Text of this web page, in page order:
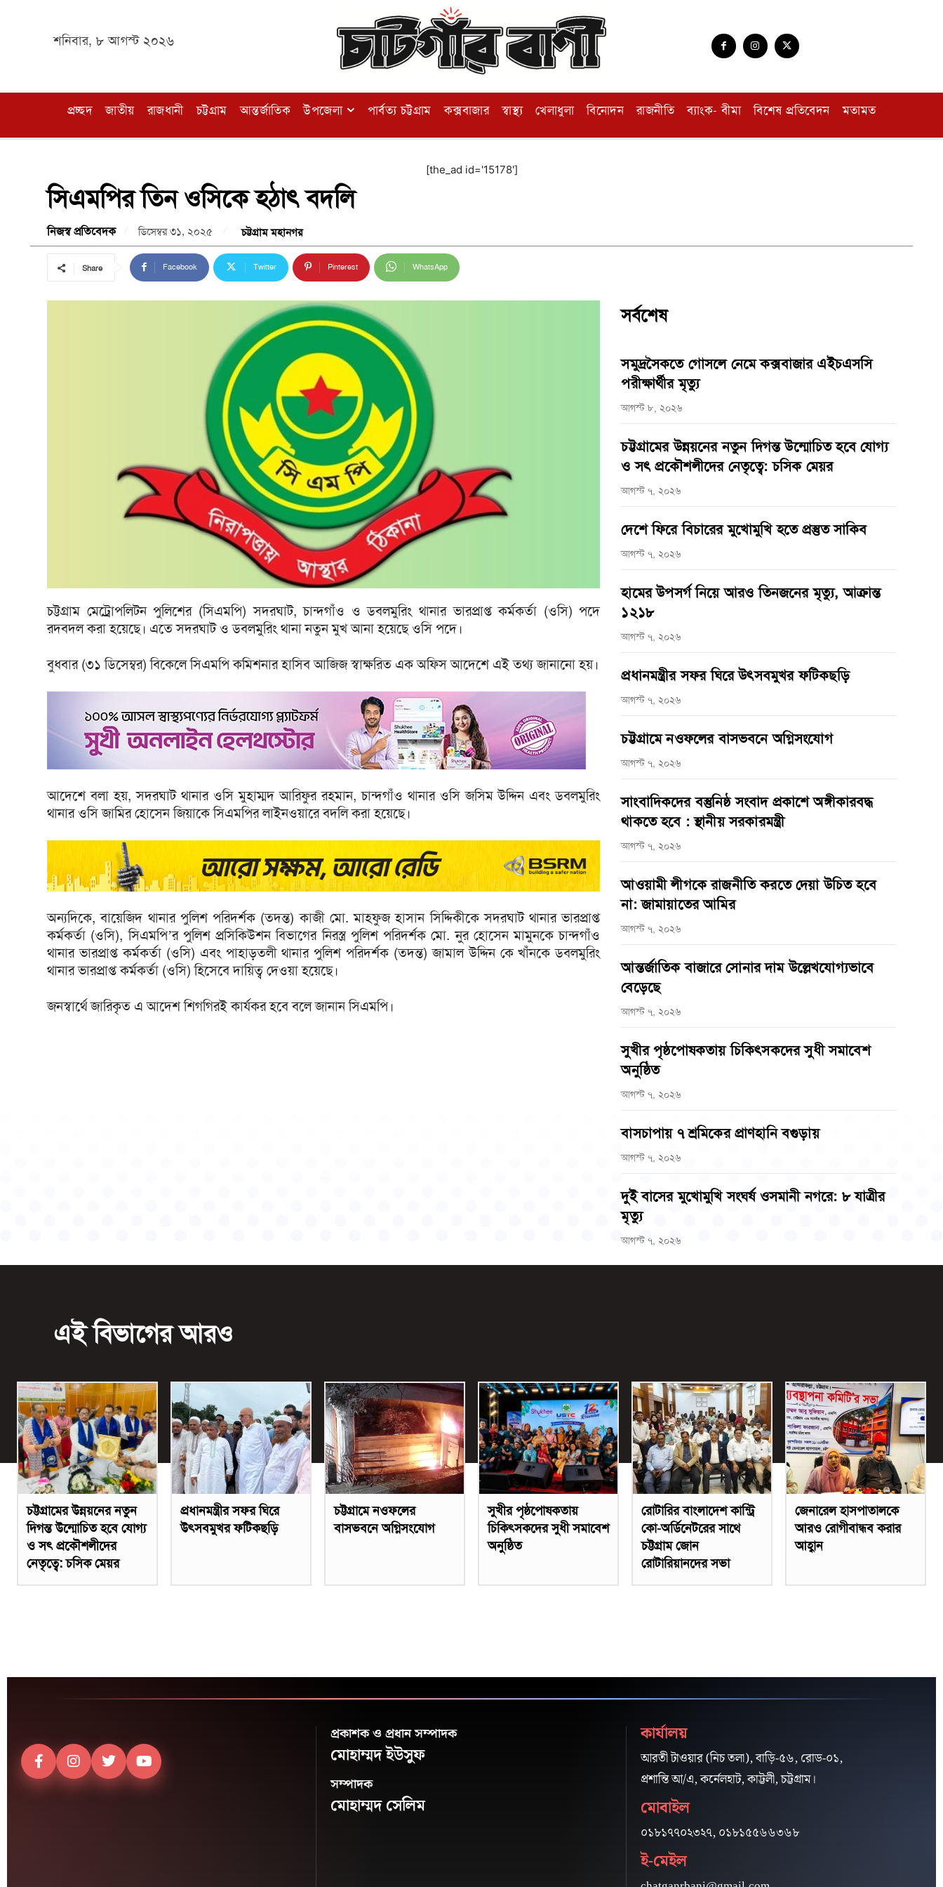
শনিবার, ৮ আগস্ট ২০২৬
প্রচ্ছদ জাতীয় রাজধানী চট্টগ্রাম আন্তর্জাতিক উপজেলা পার্বত্য চট্টগ্রাম কক্সবাজার স্বাস্থ্য খেলাধুলা বিনোদন রাজনীতি ব্যাংক- বীমা বিশেষ প্রতিবেদন মতামত
[the_ad id='15178']
সিএমপির তিন ওসিকে হঠাৎ বদলি
নিজস্ব প্রতিবেদক ডিসেম্বর ৩১, ২০২৫ চট্টগ্রাম মহানগর
Share Facebook Twitter Pinterest WhatsApp
চট্টগ্রাম মেট্রোপলিটন পুলিশের (সিএমপি) সদরঘাট, চান্দগাঁও ও ডবলমুরিং থানার ভারপ্রাপ্ত কর্মকর্তা (ওসি) পদে
রদবদল করা হয়েছে। এতে সদরঘাট ও ডবলমুরিং থানা নতুন মুখ আনা হয়েছে ওসি পদে।
বুধবার (৩১ ডিসেম্বর) বিকেলে সিএমপি কমিশনার হাসিব আজিজ স্বাক্ষরিত এক অফিস আদেশে এই তথ্য জানানো হয়।
আদেশে বলা হয়, সদরঘাট থানার ওসি মুহাম্মদ আরিফুর রহমান, চান্দগাঁও থানার ওসি জসিম উদ্দিন এবং ডবলমুরিং
থানার ওসি জামির হোসেন জিয়াকে সিএমপির লাইনওয়ারে বদলি করা হয়েছে।
অন্যদিকে, বায়েজিদ থানার পুলিশ পরিদর্শক (তদন্ত) কাজী মো. মাহফুজ হাসান সিদ্দিকীকে সদরঘাট থানার ভারপ্রাপ্ত
কর্মকর্তা (ওসি), সিএমপি’র পুলিশ প্রসিকিউশন বিভাগের নিরস্ত্র পুলিশ পরিদর্শক মো. নুর হোসেন মামুনকে চান্দগাঁও
থানার ভারপ্রাপ্ত কর্মকর্তা (ওসি) এবং পাহাড়তলী থানার পুলিশ পরিদর্শক (তদন্ত) জামাল উদ্দিন কে খাঁনকে ডবলমুরিং
থানার ভারপ্রাপ্ত কর্মকর্তা (ওসি) হিসেবে দায়িত্ব দেওয়া হয়েছে।
জনস্বার্থে জারিকৃত এ আদেশ শিগগিরই কার্যকর হবে বলে জানান সিএমপি।
সর্বশেষ
সমুদ্রসৈকতে গোসলে নেমে কক্সবাজার এইচএসসি
পরীক্ষার্থীর মৃত্যু
আগস্ট ৮, ২০২৬
চট্টগ্রামের উন্নয়নের নতুন দিগন্ত উন্মোচিত হবে যোগ্য
ও সৎ প্রকৌশলীদের নেতৃত্বে: চসিক মেয়র
আগস্ট ৭, ২০২৬
দেশে ফিরে বিচারের মুখোমুখি হতে প্রস্তুত সাকিব
আগস্ট ৭, ২০২৬
হামের উপসর্গ নিয়ে আরও তিনজনের মৃত্যু, আক্রান্ত
১২১৮
আগস্ট ৭, ২০২৬
প্রধানমন্ত্রীর সফর ঘিরে উৎসবমুখর ফটিকছড়ি
আগস্ট ৭, ২০২৬
চট্টগ্রামে নওফলের বাসভবনে অগ্নিসংযোগ
আগস্ট ৭, ২০২৬
সাংবাদিকদের বস্তুনিষ্ঠ সংবাদ প্রকাশে অঙ্গীকারবদ্ধ
থাকতে হবে : স্থানীয় সরকারমন্ত্রী
আগস্ট ৭, ২০২৬
আওয়ামী লীগকে রাজনীতি করতে দেয়া উচিত হবে
না: জামায়াতের আমির
আগস্ট ৭, ২০২৬
আন্তর্জাতিক বাজারে সোনার দাম উল্লেখযোগ্যভাবে
বেড়েছে
আগস্ট ৭, ২০২৬
সুখীর পৃষ্ঠপোষকতায় চিকিৎসকদের সুধী সমাবেশ
অনুষ্ঠিত
আগস্ট ৭, ২০২৬
বাসচাপায় ৭ শ্রমিকের প্রাণহানি বগুড়ায়
আগস্ট ৭, ২০২৬
দুই বাসের মুখোমুখি সংঘর্ষ ওসমানী নগরে: ৮ যাত্রীর
মৃত্যু
আগস্ট ৭, ২০২৬
এই বিভাগের আরও
চট্টগ্রামের উন্নয়নের নতুন
দিগন্ত উন্মোচিত হবে যোগ্য
ও সৎ প্রকৌশলীদের
নেতৃত্বে: চসিক মেয়র
প্রধানমন্ত্রীর সফর ঘিরে
উৎসবমুখর ফটিকছড়ি
চট্টগ্রামে নওফলের
বাসভবনে অগ্নিসংযোগ
সুখীর পৃষ্ঠপোষকতায়
চিকিৎসকদের সুধী সমাবেশ
অনুষ্ঠিত
রোটারির বাংলাদেশ কান্ট্রি
কো-অর্ডিনেটরের সাথে
চট্টগ্রাম জোন
রোটারিয়ানদের সভা
জেনারেল হাসপাতালকে
আরও রোগীবান্ধব করার
আহ্বান
প্রকাশক ও প্রধান সম্পাদক
মোহাম্মদ ইউসুফ
সম্পাদক
মোহাম্মদ সেলিম
কার্যালয়
আরতী টাওয়ার (নিচ তলা), বাড়ি-৫৬, রোড-০১,
প্রশান্তি আ/এ, কর্নেলহাট, কাট্টলী, চট্টগ্রাম।
মোবাইল
০১৮১৭৭০২৩২৭, ০১৮১৫৫৬৬৩৬৮
ই-মেইল